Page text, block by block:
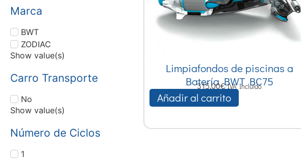
Marca
BWT
ZODIAC
Show value(s)
Carro Transporte
No
Show value(s)
Número de Ciclos
1
Limpiafondos de piscinas a
Batería BWT BC75
315,00€ IVA Incluido
Añadir al carrito